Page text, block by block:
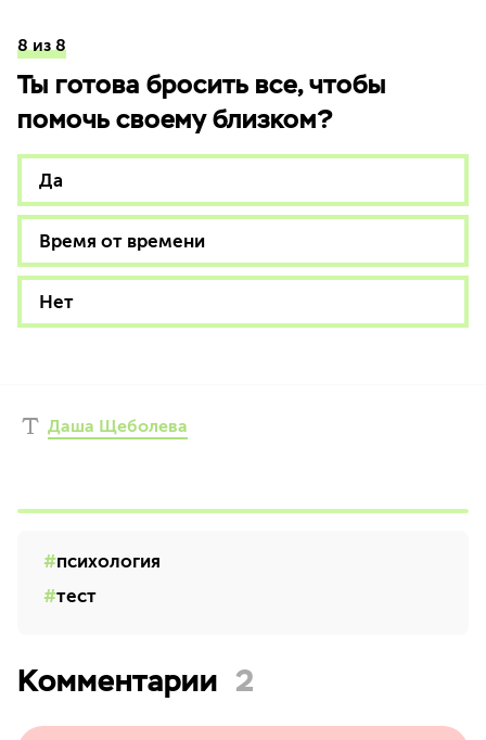
8 из 8
Ты готова бросить все, чтобы
помочь своему близком?
Да
Время от времени
Нет
Даша Щеболева
психология
тест
Комментарии 2